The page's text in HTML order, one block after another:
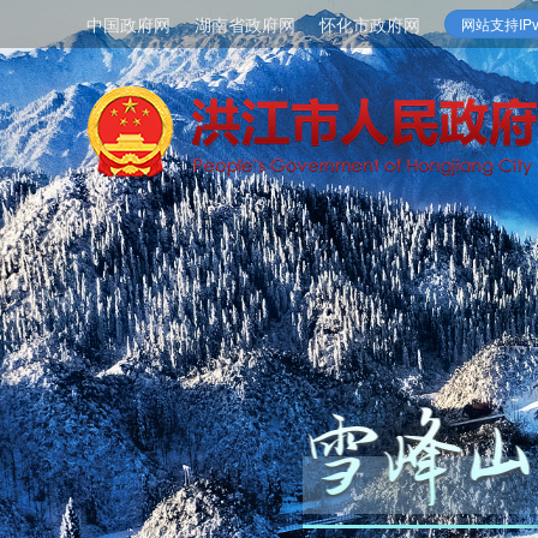
中国政府网 湖南省政府网 怀化市政府网 网站支持